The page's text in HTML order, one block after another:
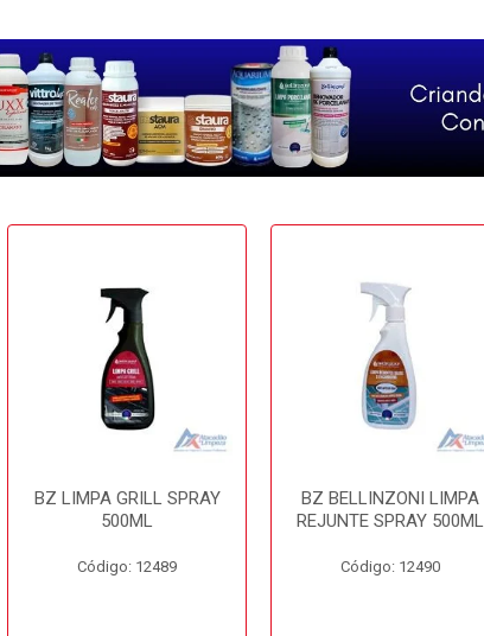
BZ LIMPA GRILL SPRAY
500ML
Código: 12489
BZ BELLINZONI LIMPA
REJUNTE SPRAY 500ML
Código: 12490